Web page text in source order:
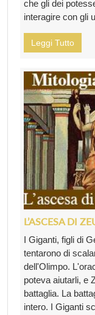
che gli dei
interagire con gli
Leggi Tutto
L’ASCESA DI
I Giganti, figli di
tentarono di
dell'Olimpo.
poteva aiutarli, e
battaglia. La
intero. I Giganti